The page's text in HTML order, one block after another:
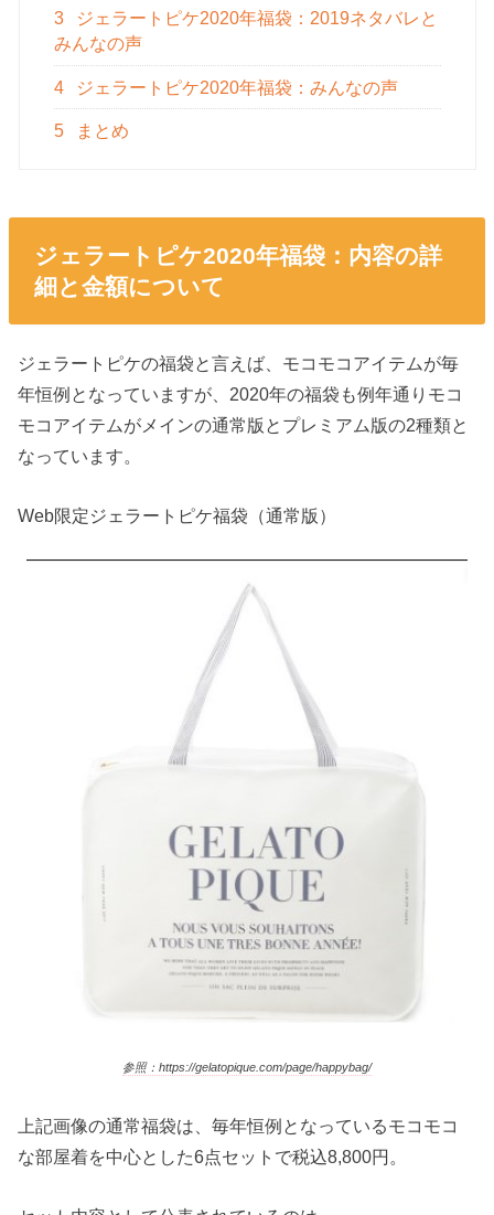
3
ジェラートピケ2020年福袋：2019ネタバレと
みんなの声
4 ジェラートピケ2020年福袋：みんなの声
5 まとめ
ジェラートピケ2020年福袋：内容の詳
細と金額について
ジェラートピケの福袋と言えば、モコモコアイテムが毎
年恒例となっていますが、2020年の福袋も例年通りモコ
モコアイテムがメインの通常版とプレミアム版の2種類と
なっています。
Web限定ジェラートピケ福袋（通常版）
参照：https://gelatopique.com/page/happybag/
上記画像の通常福袋は、毎年恒例となっているモコモコ
な部屋着を中心とした6点セットで税込8,800円。